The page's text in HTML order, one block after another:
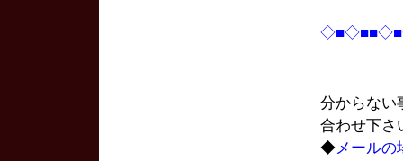
分からない
合わせ下さ
◆メールの